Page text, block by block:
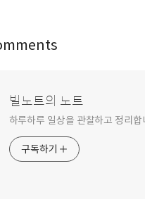
빌노트의 노트
하루하루 일상을 관찰하고 정리합
구독하기